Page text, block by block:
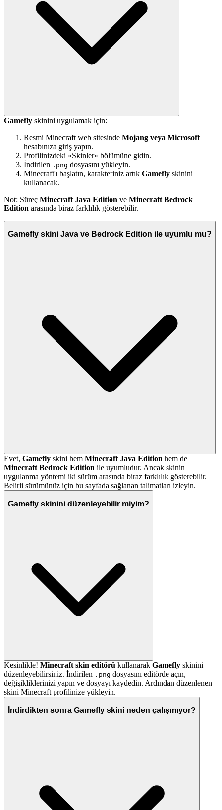
Gamefly skinini uygulamak için:
Resmi Minecraft web sitesinde Mojang veya Microsoft
hesabınıza giriş yapın.
Profilinizdeki «Skinler» bölümüne gidin.
İndirilen .png dosyasını yükleyin.
Minecraft'ı başlatın, karakteriniz artık Gamefly skinini
kullanacak.
Not: Süreç Minecraft Java Edition ve Minecraft Bedrock
Edition arasında biraz farklılık gösterebilir.
Gamefly skini Java ve Bedrock Edition ile uyumlu mu?
Evet, Gamefly skini hem Minecraft Java Edition hem de
Minecraft Bedrock Edition ile uyumludur. Ancak skinin
uygulanma yöntemi iki sürüm arasında biraz farklılık gösterebilir.
Belirli sürümünüz için bu sayfada sağlanan talimatları izleyin.
Gamefly skinini düzenleyebilir miyim?
Kesinlikle! Minecraft skin editörü kullanarak Gamefly skinini
düzenleyebilirsiniz. İndirilen .png dosyasını editörde açın,
değişikliklerinizi yapın ve dosyayı kaydedin. Ardından düzenlenen
skini Minecraft profilinize yükleyin.
İndirdikten sonra Gamefly skini neden çalışmıyor?